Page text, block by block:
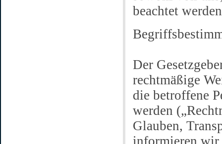
beachtet
Der
rechtmäßige
die betroffene
werden
Glauben,
informieren wir